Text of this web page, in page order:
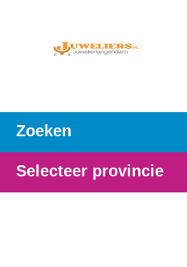
Zoeken
Selecteer provincie